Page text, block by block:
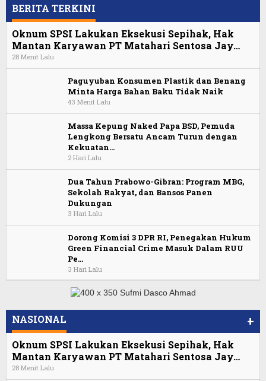
BERITA TERKINI
Oknum SPSI Lakukan Eksekusi Sepihak, Hak
Mantan Karyawan PT Matahari Sentosa Jay…
28 Menit Lalu
Paguyuban Konsumen Plastik dan Benang
Minta Harga Bahan Baku Tidak Naik
43 Menit Lalu
Massa Kepung Naked Papa BSD, Pemuda
Lengkong Bersatu Ancam Turun dengan
Kekuatan…
2 Hari Lalu
Dua Tahun Prabowo-Gibran: Program MBG,
Sekolah Rakyat, dan Bansos Panen
Dukungan
3 Hari Lalu
Dorong Komisi 3 DPR RI, Penegakan Hukum
Green Financial Crime Masuk Dalam RUU
Pe…
3 Hari Lalu
NASIONAL +
Oknum SPSI Lakukan Eksekusi Sepihak, Hak
Mantan Karyawan PT Matahari Sentosa Jay…
28 Menit Lalu